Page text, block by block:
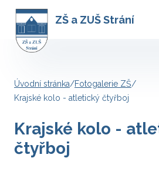
ZŠ a ZUŠ Strání
Úvodní stránka/Fotogalerie ZŠ/
Krajské kolo - atletický čtyřboj
Krajské kolo -
čtyřboj